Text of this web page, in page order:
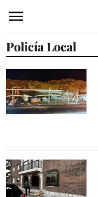
ACTUALIDAD
ECONOMÍA
TECNOLOGÍA
TURISMO
DEPORTES
CULTURA
Policía Local